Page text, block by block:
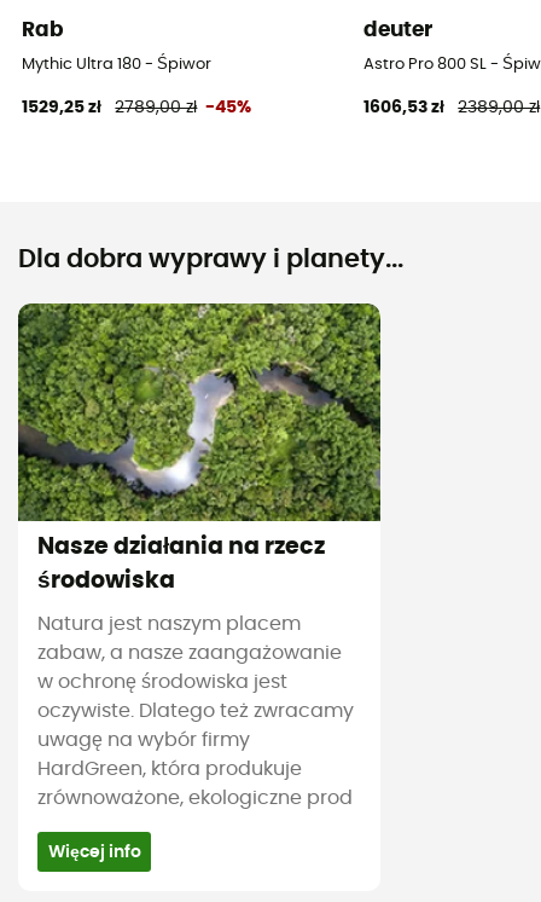
Rab
Mythic Ultra 180 - Śpiwor
1529,25 zł 2789,00 zł -45%
deuter
Astro Pro 800 SL -
1606,53 zł 2389,00 zł
Dla dobra wyprawy i planety...
Nasze działania na rzecz
środowiska
Natura jest naszym placem
zabaw, a nasze zaangażowanie
w ochronę środowiska jest
oczywiste. Dlatego też zwracamy
uwagę na wybór firmy
HardGreen, która produkuje
zrównoważone, ekologiczne prod
Więcej info